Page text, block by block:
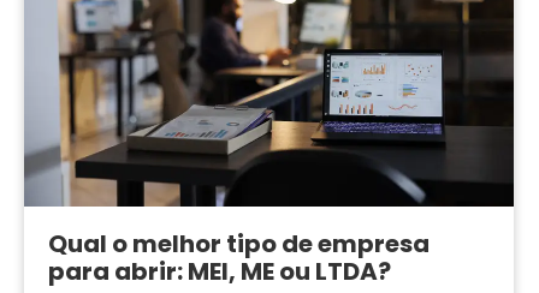
Qual o melhor tipo de empresa
para abrir: MEI, ME ou LTDA?